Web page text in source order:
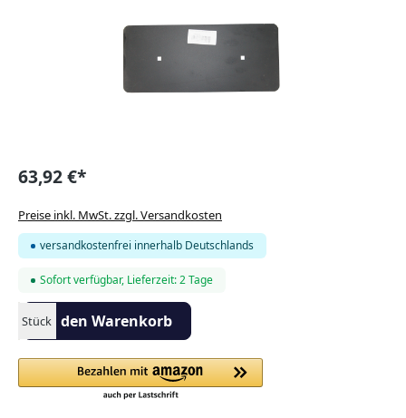
63,92 €*
Preise inkl. MwSt. zzgl. Versandkosten
versandkostenfrei innerhalb Deutschlands
Sofort verfügbar, Lieferzeit: 2 Tage
Produkt Anzahl: Gib den gewünschten Wert ein oder benutze
StückIn den Warenkorb